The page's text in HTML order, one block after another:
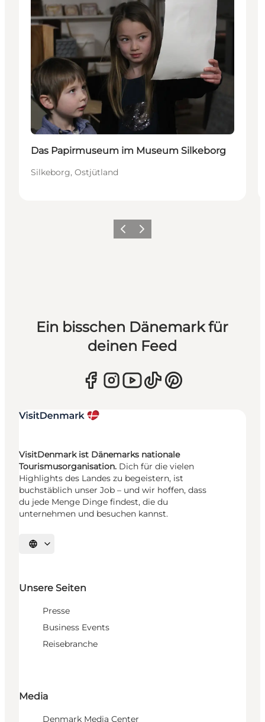
Das Papirmuseum im Museum Silkeborg
Silkeborg, Ostjütland
ZurückWeiter
Ein bisschen Dänemark für
deinen Feed
VisitDenmark ist Dänemarks nationale
Tourismusorganisation. Dich für die vielen
Highlights des Landes zu begeistern, ist
buchstäblich unser Job – und wir hoffen, dass
du jede Menge Dinge findest, die du
unternehmen und besuchen kannst.
Sprache auswählen
Unsere Seiten
Presse
Business Events
Reisebranche
Media
Denmark Media Center